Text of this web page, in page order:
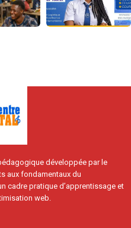
développée par le
aux fondamentaux du
cadre pratique d’apprentissage et
web.